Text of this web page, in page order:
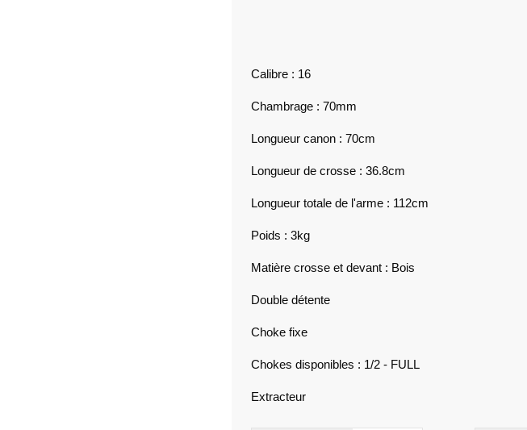
Calibre : 16
Chambrage : 70mm
Longueur canon : 70cm
Longueur de crosse : 36.8cm
Longueur totale de l'arme : 112cm
Poids : 3kg
Matière crosse et devant : Bois
Double détente
Choke fixe
Chokes disponibles : 1/2 - FULL
Extracteur